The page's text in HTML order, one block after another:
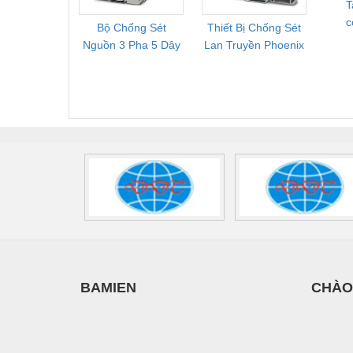
Bộ Chống Sét
Nguồn 3 Pha 5 Dây
Thiết Bị Chống Sét
Lan Truyền Phoenix
Bộ
BAMIEN